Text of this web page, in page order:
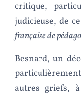
critique,
judicieuse, de
française de
Besnard, un
autres griefs,